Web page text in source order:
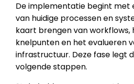
De implementatie begint met
van huidige processen en
kaart brengen van
knelpunten en het evalueren
infrastructuur. Deze fase legt
volgende stappen.